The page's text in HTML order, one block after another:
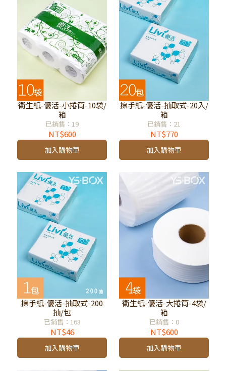
衛生紙-優活-小捲筒-10袋/
箱
已銷售：19
NT$600
加入購物車
擦手紙-優活-抽取式-20入/
箱
已銷售：21
NT$770
加入購物車
擦手紙-優活-抽取式-200
抽/包
已銷售：163
NT$46
加入購物車
衛生紙-優活-大捲筒-4袋/
箱
已銷售：0
NT$600
加入購物車